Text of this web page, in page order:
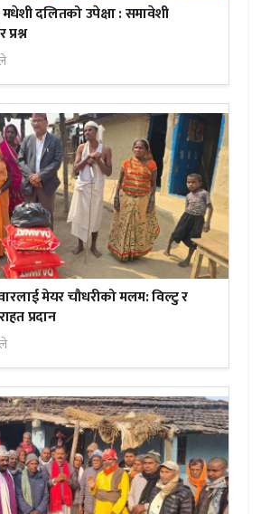
दलितको उपेक्षा : समावेशी
मेयर चौधरीको मलम: विल्टु र
प्रदान